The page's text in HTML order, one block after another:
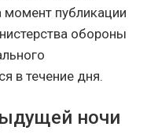
момент публикации
обороны
в течение дня.
ночи